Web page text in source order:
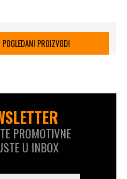
POGLEDANI PROIZVODI
PROMOTIVNE
U INBOX